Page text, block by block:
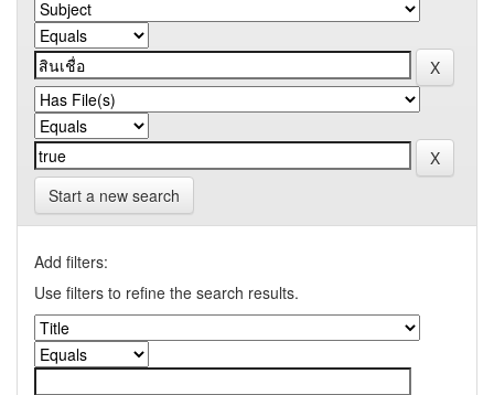
Start a new search
Add filters:
Use filters to refine the search results.